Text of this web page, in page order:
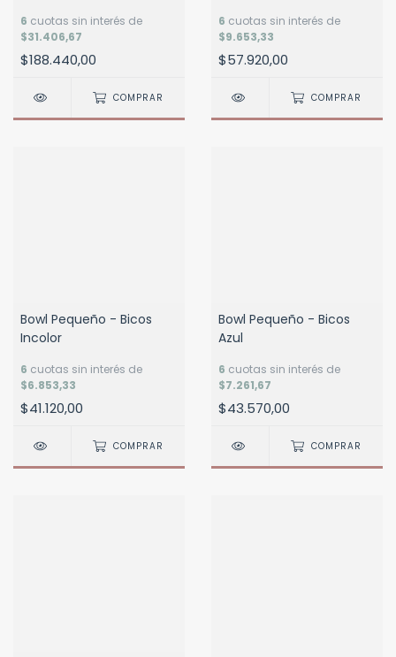
6 cuotas sin interés de
$31.406,67
$188.440,00
COMPRAR
6 cuotas sin interés de
$9.653,33
$57.920,00
COMPRAR
Bowl Pequeño - Bicos
Incolor
6 cuotas sin interés de
$6.853,33
$41.120,00
COMPRAR
Bowl Pequeño - Bicos
Azul
6 cuotas sin interés de
$7.261,67
$43.570,00
COMPRAR